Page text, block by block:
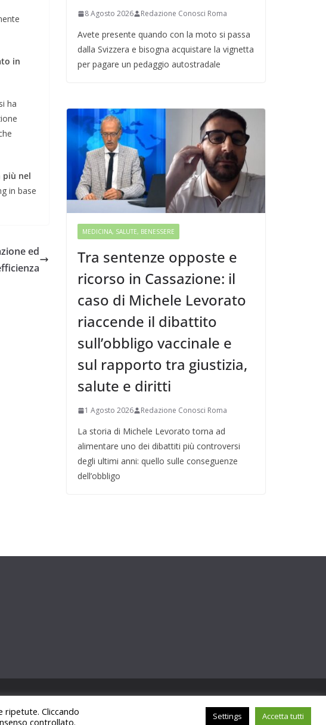
in
ha
più nel
in base
ed
8 Agosto 2026 Redazione Conosci Roma
Avete presente quando con la moto si passa
dalla Svizzera e bisogna acquistare la vignetta
per pagare un pedaggio autostradale
MEDICINA, SALUTE, BENESSERE
Tra sentenze opposte e
ricorso in Cassazione: il
caso di Michele Levorato
riaccende il dibattito
sull’obbligo vaccinale e
sul rapporto tra giustizia,
salute e diritti
1 Agosto 2026 Redazione Conosci Roma
La storia di Michele Levorato torna ad
alimentare uno dei dibattiti più controversi
degli ultimi anni: quello sulle conseguenze
dell’obbligo
ripetute. Cliccando
controllato.
Settings Accetta tutti